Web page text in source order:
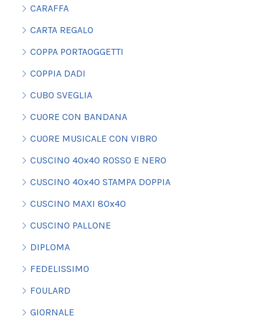
CARAFFA
CARTA REGALO
COPPA PORTAOGGETTI
COPPIA DADI
CUBO SVEGLIA
CUORE CON BANDANA
CUORE MUSICALE CON VIBRO
CUSCINO 40x40 ROSSO E NERO
CUSCINO 40x40 STAMPA DOPPIA
CUSCINO MAXI 80x40
CUSCINO PALLONE
DIPLOMA
FEDELISSIMO
FOULARD
GIORNALE